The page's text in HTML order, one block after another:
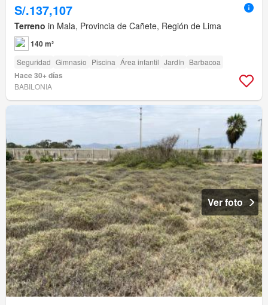
S/.137,107
Terreno in Mala, Provincia de Cañete, Región de Lima
140 m²
Seguridad Gimnasio Piscina Área infantil Jardín Barbacoa
Hace 30+ días
BABILONIA
Ver foto